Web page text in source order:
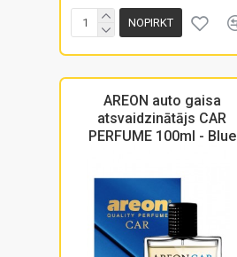
NOPIRKT
AREON auto gaisa
atsvaidzinātājs CAR
PERFUME 100ml - Blue